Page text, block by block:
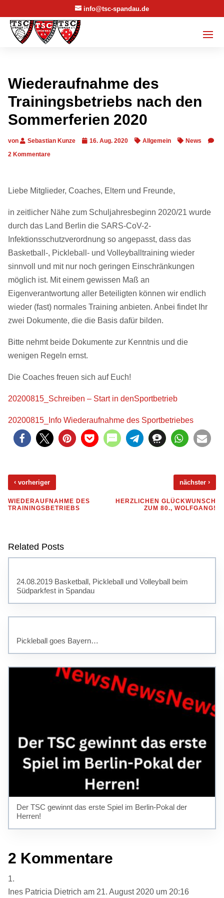
info@tsc-spandau.de
Wiederaufnahme des
Trainingsbetriebs nach den
Sommerferien 2020
von Sebastian Kunze 16. Aug. 2020 Allgemein
News
2 Kommentare
Liebe Mitglieder, Coaches, Eltern und Freunde,
in zeitlicher Nähe zum Schuljahresbeginn 2020/21 wurde
durch das Land Berlin die SARS-CoV-2-
Infektionsschutzverordnung so angepasst, dass das
Basketball-, Pickleball- und Volleyballtraining wieder
sinnvoll und mit nur noch geringen Einschränkungen
möglich ist. Mit einem gewissen Maß an
Eigenverantwortung aller Beteiligten können wir endlich
wieder (fast) normales Training anbieten. Anbei findet Ihr
zwei Dokumente, die die Basis dafür bilden.
Bitte nehmt beide Dokumente zur Kenntnis und die
wenigen Regeln ernst.
Die Coaches freuen sich auf Euch!
20200815_Schreiben – Start in denSportbetrieb
20200815_Info Wiederaufnahme des Sportbetriebes
‹vorheriger
WIEDERAUFNAHME DES
TRAININGSBETRIEBS
nächster›
HERZLICHEN GLÜCKWUNSCH
ZUM 80., WOLFGANG!
Related Posts
24.08.2019 Basketball, Pickleball und Volleyball beim
Südparkfest in Spandau
Pickleball goes Bayern…
Der TSC gewinnt das erste Spiel im Berlin-Pokal der
Herren!
2 Kommentare
Ines Patricia Dietrich am 21. August 2020 um 20:16